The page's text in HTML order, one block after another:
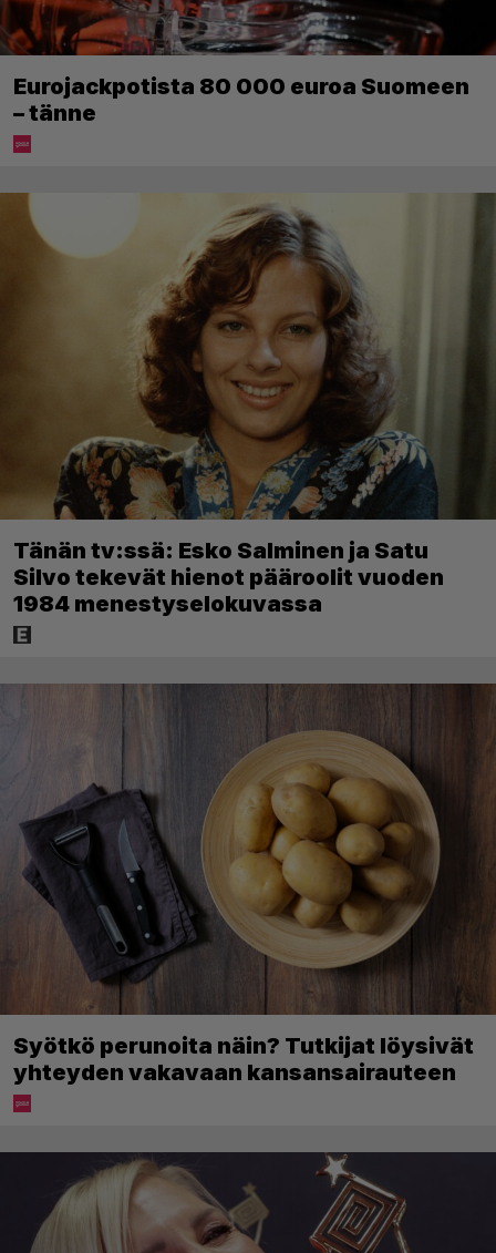
Eurojackpotista 80 000 euroa Suomeen
– tänne
Tänän tv:ssä: Esko Salminen ja Satu
Silvo tekevät hienot pääroolit vuoden
1984 menestyselokuvassa
Syötkö perunoita näin? Tutkijat löysivät
yhteyden vakavaan kansansairauteen